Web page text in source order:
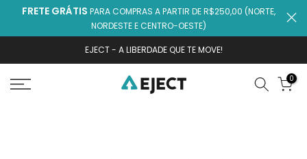
conteúdo
FRETE GRÁTIS PARA COMPRAS A PARTIR DE R$250,00 (NORTE,
NORDESTE E CENTRO-OESTE)
EJECT - A LIBERDADE QUE TE MOVE!
0